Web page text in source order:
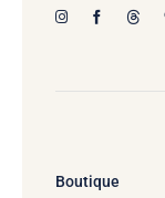
Boutique